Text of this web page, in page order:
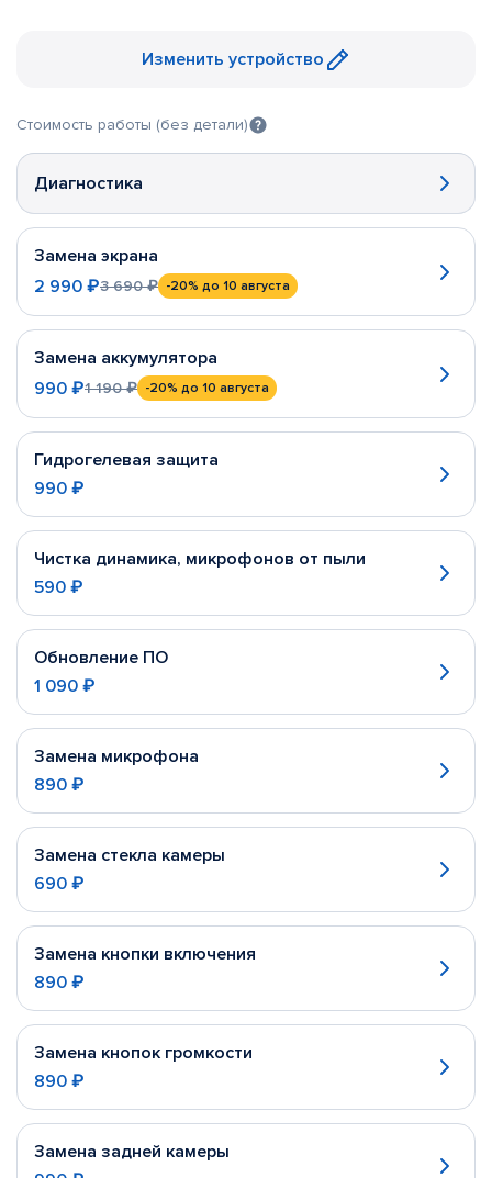
Изменить устройство
Стоимость работы (без детали)
Диагностика
Замена экрана
2 990 ₽3 690 ₽ -20% до 10 августа
Замена аккумулятора
990 ₽1 190 ₽ -20% до 10 августа
Гидрогелевая защита
990 ₽
Чистка динамика, микрофонов от пыли
590 ₽
Обновление ПО
1 090 ₽
Замена микрофона
890 ₽
Замена стекла камеры
690 ₽
Замена кнопки включения
890 ₽
Замена кнопок громкости
890 ₽
Замена задней камеры